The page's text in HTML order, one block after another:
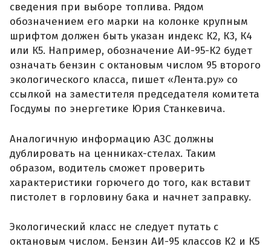
сведения при выборе топлива. Рядом
обозначением его марки на колонке крупным
шрифтом должен быть указан индекс К2, К3, К4
или К5. Например, обозначение АИ-95-К2 будет
означать бензин с октановым числом 95 второго
экологического класса, пишет «Лента.ру» со
ссылкой на заместителя председателя комитета
Госдумы по энергетике Юрия Станкевича.
Аналогичную информацию АЗС должны
дублировать на ценниках-стелах. Таким
образом, водитель сможет проверить
характеристики горючего до того, как вставит
пистолет в горловину бака и начнет заправку.
Экологический класс не следует путать с
октановым числом. Бензин АИ-95 классов К2 и К5